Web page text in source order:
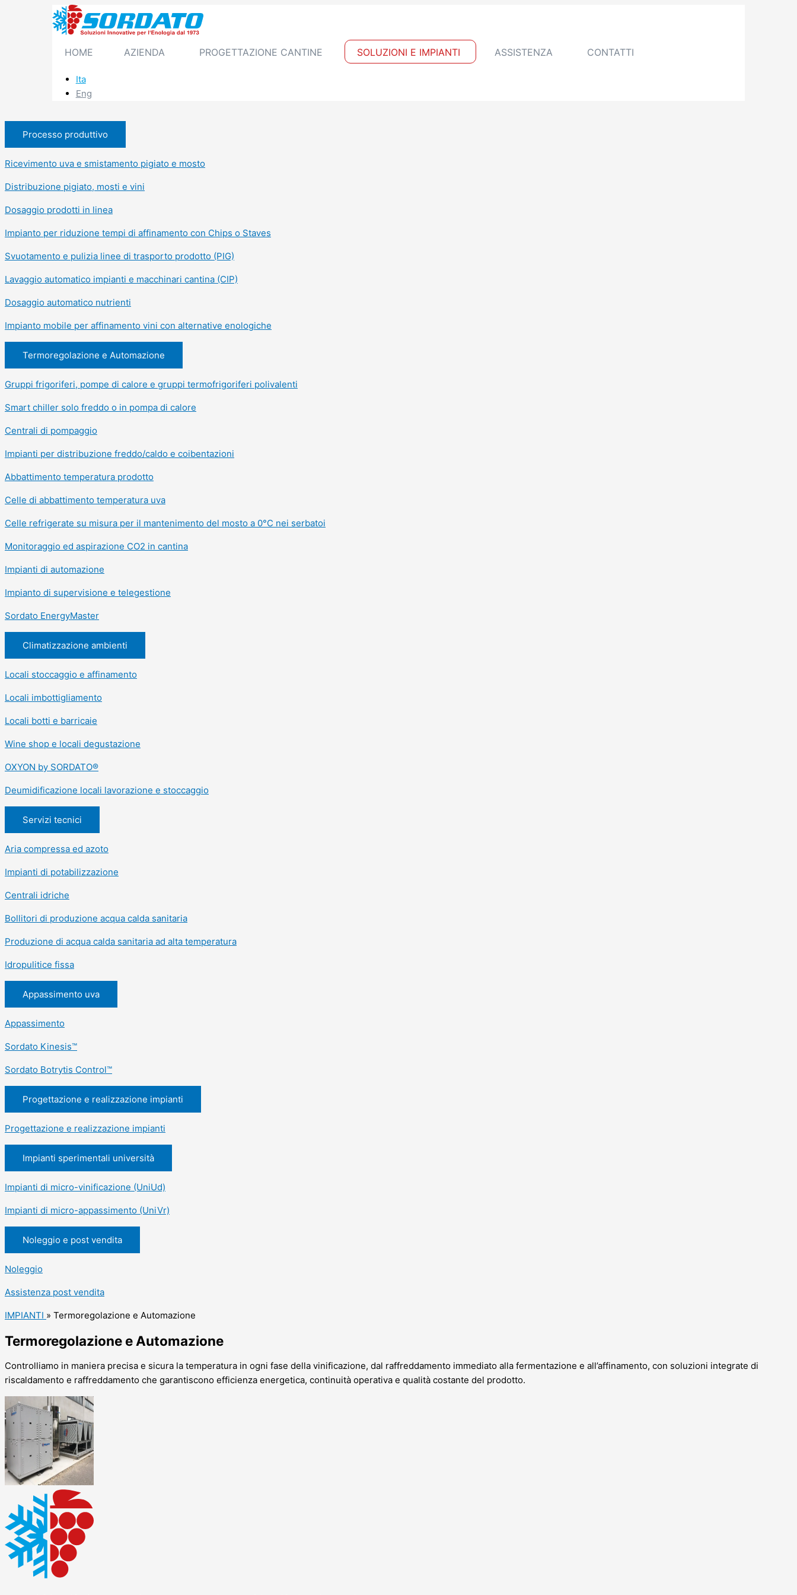
HOME AZIENDA PROGETTAZIONE CANTINE SOLUZIONI E IMPIANTI ASSISTENZA CONTATTI
Ita
Eng
Processo produttivo
Ricevimento uva e smistamento pigiato e mosto
Distribuzione pigiato, mosti e vini
Dosaggio prodotti in linea
Impianto per riduzione tempi di affinamento con Chips o Staves
Svuotamento e pulizia linee di trasporto prodotto (PIG)
Lavaggio automatico impianti e macchinari cantina (CIP)
Dosaggio automatico nutrienti
Impianto mobile per affinamento vini con alternative enologiche
Termoregolazione e Automazione
Gruppi frigoriferi, pompe di calore e gruppi termofrigoriferi polivalenti
Smart chiller solo freddo o in pompa di calore
Centrali di pompaggio
Impianti per distribuzione freddo/caldo e coibentazioni
Abbattimento temperatura prodotto
Celle di abbattimento temperatura uva
Celle refrigerate su misura per il mantenimento del mosto a 0°C nei serbatoi
Monitoraggio ed aspirazione CO2 in cantina
Impianti di automazione
Impianto di supervisione e telegestione
Sordato EnergyMaster
Climatizzazione ambienti
Locali stoccaggio e affinamento
Locali imbottigliamento
Locali botti e barricaie
Wine shop e locali degustazione
OXYON by SORDATO®
Deumidificazione locali lavorazione e stoccaggio
Servizi tecnici
Aria compressa ed azoto
Impianti di potabilizzazione
Centrali idriche
Bollitori di produzione acqua calda sanitaria
Produzione di acqua calda sanitaria ad alta temperatura
Idropulitice fissa
Appassimento uva
Appassimento
Sordato Kinesis™
Sordato Botrytis Control™
Progettazione e realizzazione impianti
Progettazione e realizzazione impianti
Impianti sperimentali università
Impianti di micro-vinificazione (UniUd)
Impianti di micro-appassimento (UniVr)
Noleggio e post vendita
Noleggio
Assistenza post vendita
IMPIANTI » Termoregolazione e Automazione
Termoregolazione e Automazione
Controlliamo in maniera precisa e sicura la temperatura in ogni fase della vinificazione, dal raffreddamento immediato alla fermentazione e all’affinamento, con soluzioni integrate di
riscaldamento e raffreddamento che garantiscono efficienza energetica, continuità operativa e qualità costante del prodotto.